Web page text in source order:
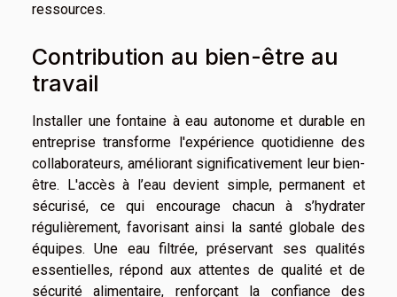
ressources.
Contribution au bien-être au
travail
Installer une fontaine à eau autonome et durable en
entreprise transforme l'expérience quotidienne des
collaborateurs, améliorant significativement leur bien-
être. L'accès à l’eau devient simple, permanent et
sécurisé, ce qui encourage chacun à s’hydrater
régulièrement, favorisant ainsi la santé globale des
équipes. Une eau filtrée, préservant ses qualités
essentielles, répond aux attentes de qualité et de
sécurité alimentaire, renforçant la confiance des